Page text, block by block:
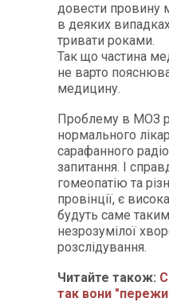
довести провину
в деяких
тривати роками.
Так що частина
не варто
медицину.
Проблему в МОЗ
нормального
сарафанного
запитання. І
гомеопатію та
провінції, є
будуть саме
незрозумілої
розслідування.
Читайте також:
так вони